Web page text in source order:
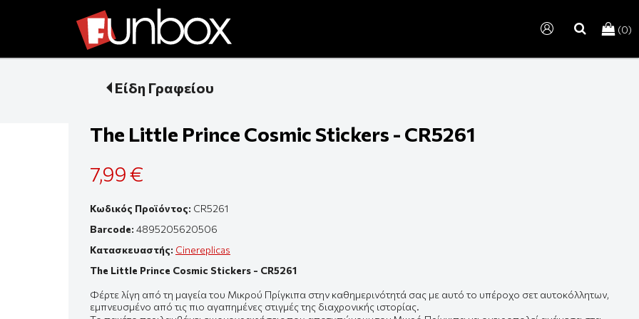
(0)
search
Είδη Γραφείου
The Little Prince Cosmic Stickers - CR5261
7,99 €
Κωδικός Προϊόντος: CR5261
Barcode: 4895205620506
Κατασκευαστής: Cinereplicas
The Little Prince Cosmic Stickers - CR5261
Φέρτε λίγη από τη μαγεία του Μικρού Πρίγκιπα στην καθημερινότητά σας με αυτό το υπέροχο σετ αυτοκόλλητων,
εμπνευσμένο από τις πιο αγαπημένες στιγμές της διαχρονικής ιστορίας.